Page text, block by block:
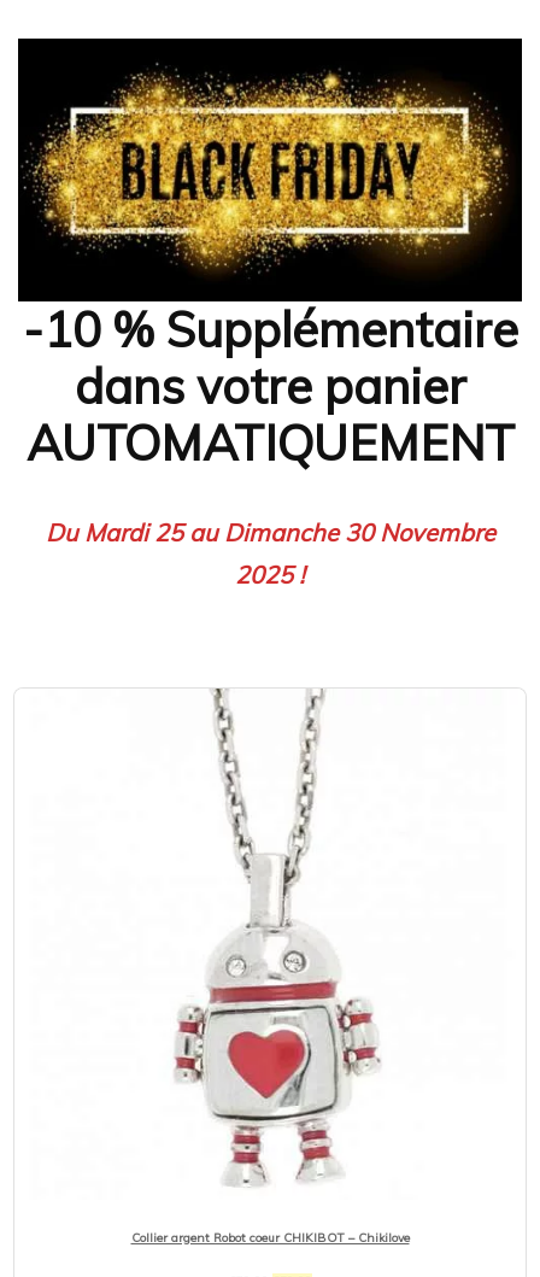
-10 % Supplémentaire
dans votre panier
AUTOMATIQUEMENT
Du Mardi 25 au Dimanche 30 Novembre
2025 !
Collier argent Robot coeur CHIKIBOT – Chikilove